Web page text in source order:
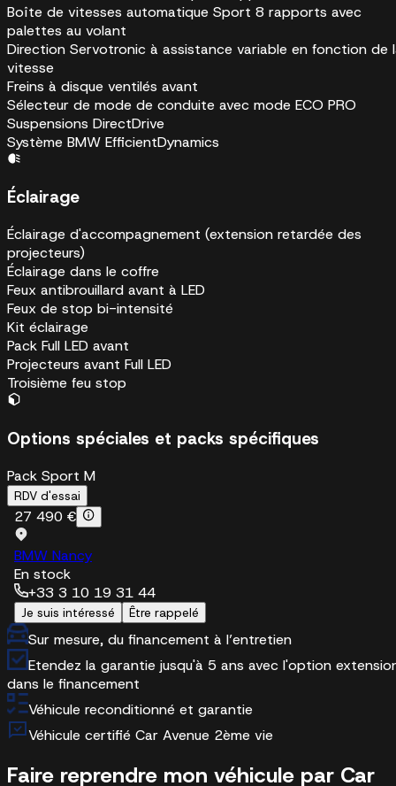
Boîte de vitesses automatique Sport 8 rapports avec
palettes au volant
Direction Servotronic à assistance variable en fonction de
vitesse
Freins à disque ventilés avant
Sélecteur de mode de conduite avec mode ECO PRO
Suspensions DirectDrive
Système BMW EfficientDynamics
Éclairage
Éclairage d'accompagnement (extension retardée des
projecteurs)
Éclairage dans le coffre
Feux antibrouillard avant à LED
Feux de stop bi-intensité
Kit éclairage
Pack Full LED avant
Projecteurs avant Full LED
Troisième feu stop
Options spéciales et packs spécifiques
Pack Sport M
RDV d'essai
27 490 €
BMW Nancy
En stock
+33 3 10 19 31 44
Je suis intéressé Être rappelé
Sur mesure, du financement à l’entretien
Etendez la garantie jusqu'à 5 ans avec l'option
dans le financement
Véhicule reconditionné et garantie
Véhicule certifié Car Avenue 2ème vie
Faire reprendre mon véhicule par Car